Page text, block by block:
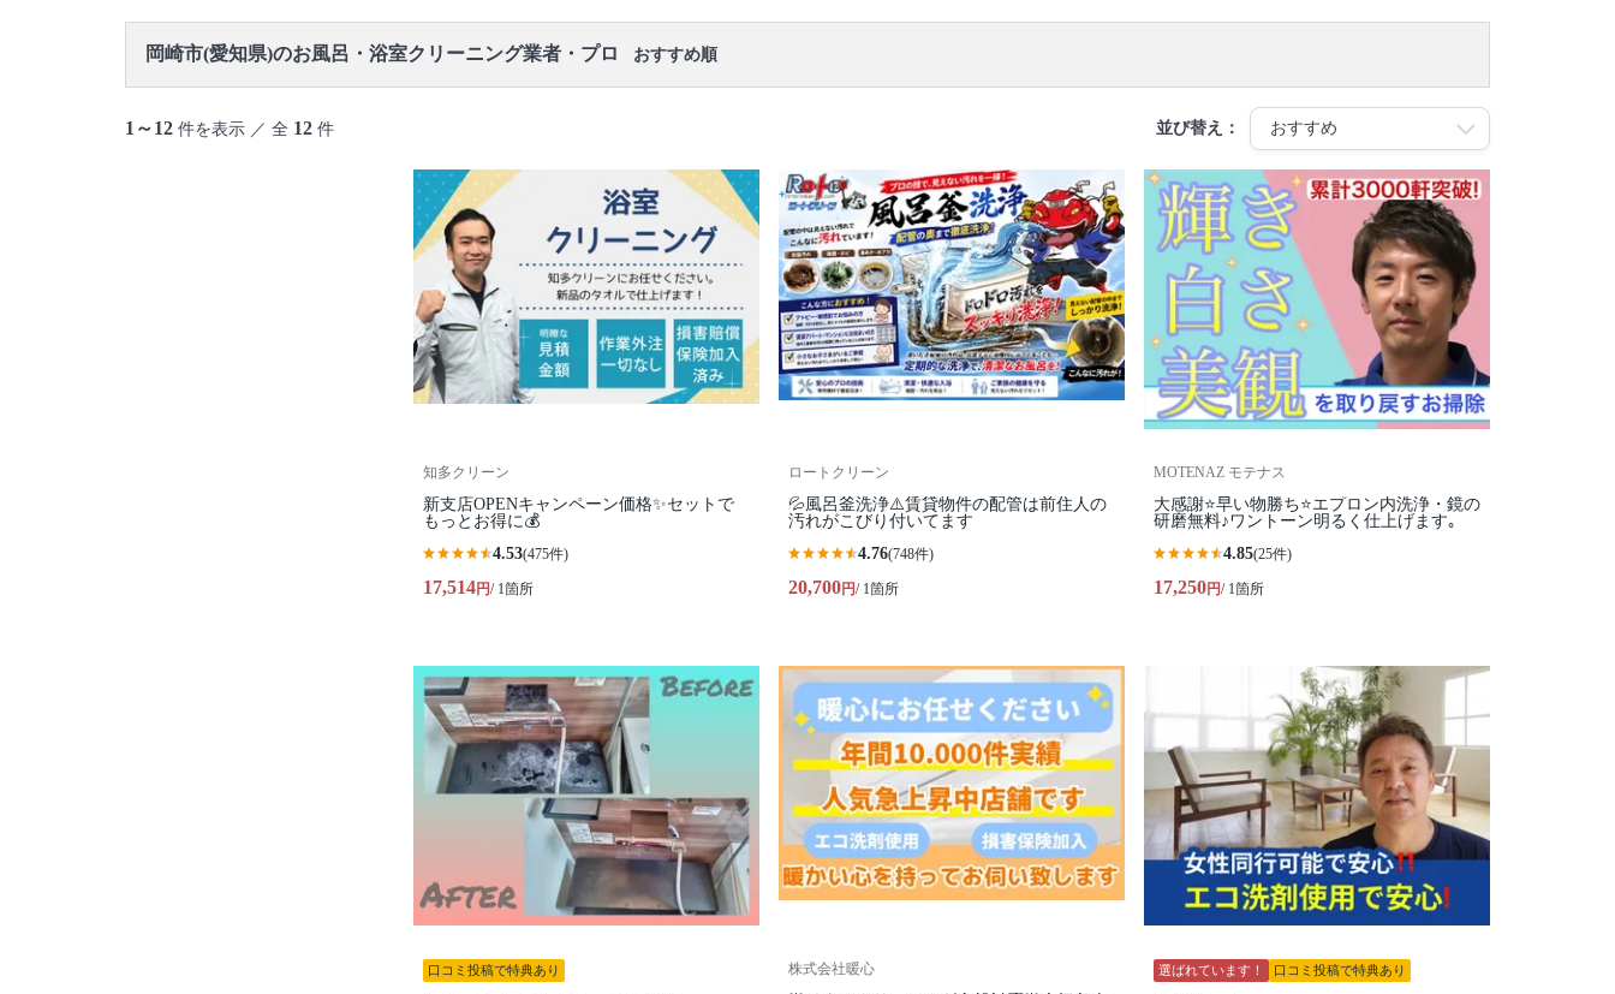
岡崎市(愛知県)のお風呂・浴室クリーニング業者・プロ おすすめ順
1～12 件を表示 ／ 全 12 件 並び替え：
知多クリーン
新支店OPENキャンペーン価格✨セットで
もっとお得に💰
4.53(475件)
17,514円/ 1箇所
ロートクリーン
💦風呂釜洗浄⚠️賃貸物件の配管は前住人の
汚れがこびり付いてます
4.76(748件)
20,700円/ 1箇所
MOTENAZ モテナス
大感謝⭐️早い物勝ち⭐️エプロン内洗浄・鏡の
研磨無料♪ワントーン明るく仕上げます｡
4.85(25件)
17,250円/ 1箇所
口コミ投稿で特典あり 株式会社暖心 選ばれています！ 口コミ投稿で特典あり